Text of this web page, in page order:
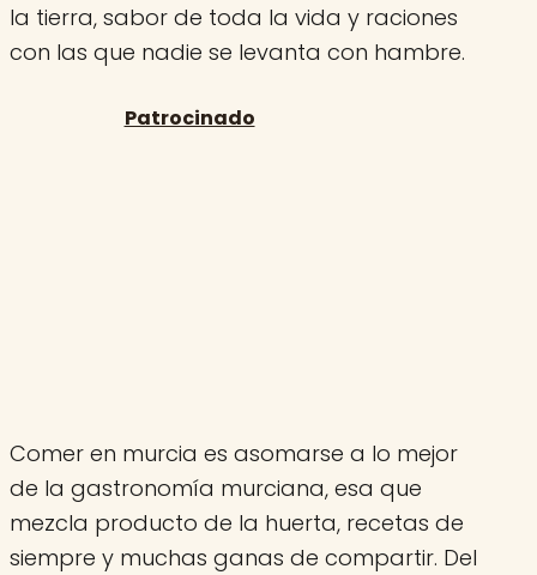
la tierra, sabor de toda la vida y raciones
con las que nadie se levanta con hambre.
Comer en murcia es asomarse a lo mejor
de la gastronomía murciana, esa que
mezcla producto de la huerta, recetas de
siempre y muchas ganas de compartir. Del